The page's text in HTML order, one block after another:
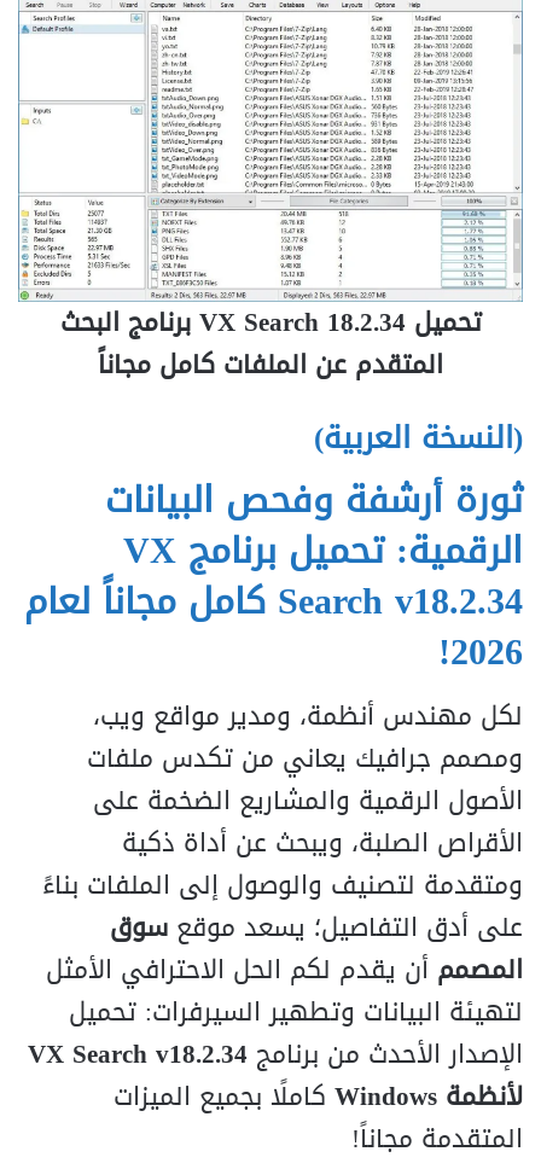
تحميل VX Search 18.2.34 برنامج البحث
المتقدم عن الملفات كامل مجاناً
(النسخة العربية)
ثورة أرشفة وفحص البيانات
الرقمية: تحميل برنامج VX
Search v18.2.34 كامل مجاناً لعام
2026!
لكل مهندس أنظمة، ومدير مواقع ويب،
ومصمم جرافيك يعاني من تكدس ملفات
الأصول الرقمية والمشاريع الضخمة على
الأقراص الصلبة، ويبحث عن أداة ذكية
ومتقدمة لتصنيف والوصول إلى الملفات بناءً
على أدق التفاصيل؛ يسعد موقع سوق
المصمم أن يقدم لكم الحل الاحترافي الأمثل
لتهيئة البيانات وتطهير السيرفرات: تحميل
الإصدار الأحدث من برنامج VX Search v18.2.34
لأنظمة Windows
كاملًا بجميع الميزات
المتقدمة مجاناً!